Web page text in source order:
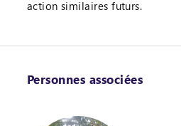
action similaires futurs.
Personnes associées